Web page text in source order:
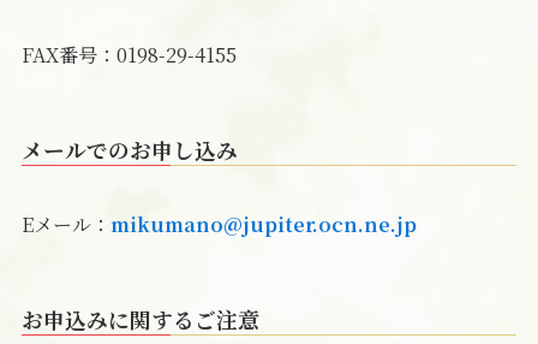
FAX番号：0198-29-4155
メールでのお申し込み
Eメール： mikumano@jupiter.ocn.ne.jp
お申込みに関するご注意